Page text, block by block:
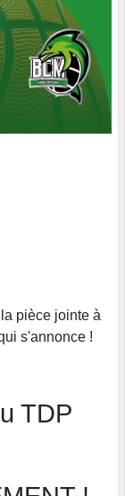
pièce jointe à
s'annonce !
TDP